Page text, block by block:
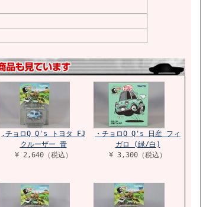
,チョロQ Q's トヨタ FJ
クルーザー 青
¥ 2,640（税込）
・チョロQ Q's 日産 フィ
ガロ (緑/白)
¥ 3,300（税込）